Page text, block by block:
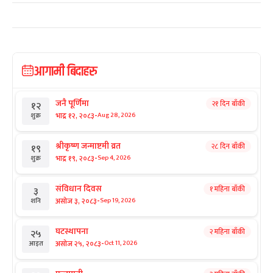
आगामी बिदाहरु
१२
शुक्र
जनै पूर्णिमा
भाद्र १२, २०८३-Aug 28, 2026
२१ दिन बाँकी
१९
शुक्र
श्रीकृष्ण जन्माष्टमी व्रत
भाद्र १९, २०८३-Sep 4, 2026
२८ दिन बाँकी
३
शनि
संविधान दिवस
असोज ३, २०८३-Sep 19, 2026
१ महिना बाँकी
२५
आइत
घटस्थापना
असोज २५, २०८३-Oct 11, 2026
२ महिना बाँकी